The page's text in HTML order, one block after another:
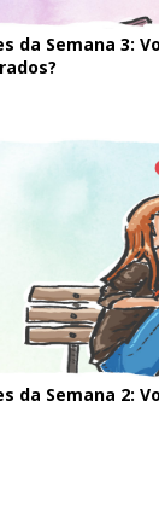
da Semana 3:
da Semana 2: